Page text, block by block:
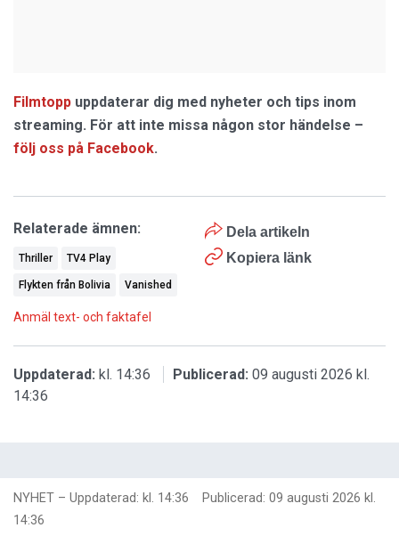
Filmtopp uppdaterar dig med nyheter och tips inom
streaming. För att inte missa någon stor händelse –
följ oss på Facebook.
Dela artikeln
Kopiera länk
Relaterade ämnen:
Thriller TV4 Play
Flykten från Bolivia Vanished
Anmäl text- och faktafel
Uppdaterad: kl. 14:36 Publicerad: 09 augusti 2026 kl.
14:36
NYHET – Uppdaterad: kl. 14:36 Publicerad: 09 augusti 2026 kl.
14:36